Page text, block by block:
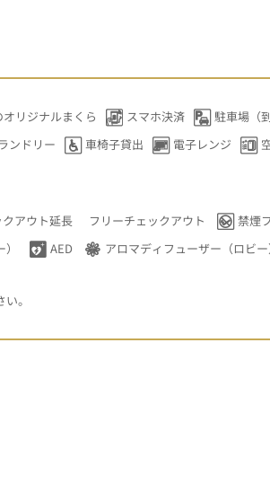
リジナルまくら スマホ決済 駐車場（
ンドリー 車椅子貸出 電子レンジ
アウト延長 フリーチェックアウト
禁煙
AED アロマディフューザー（ロビー
。